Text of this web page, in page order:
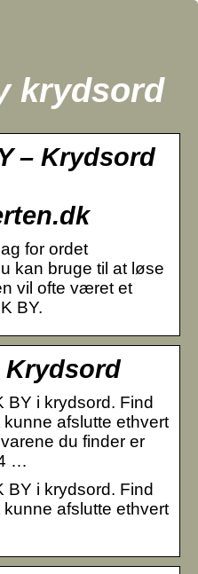
krydsord
– Krydsord
for ordet
kan bruge til at løse
vil ofte været et
BY.
Krydsord
i krydsord. Find
kunne afslutte ethvert
du finder er
…
BY i krydsord. Find
kunne afslutte ethvert